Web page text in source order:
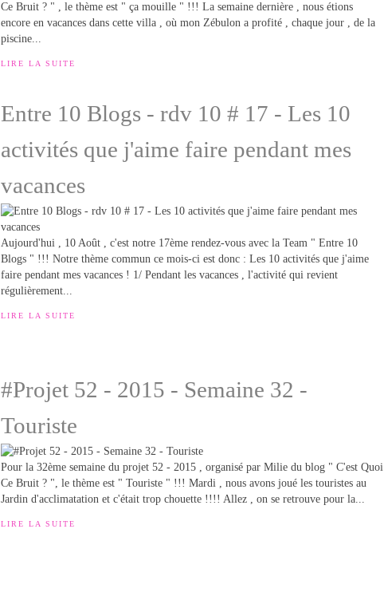
Ce Bruit ? " , le thème est " ça mouille " !!! La semaine dernière , nous étions
encore en vacances dans cette villa , où mon Zébulon a profité , chaque jour , de la
piscine...
LIRE LA SUITE
Entre 10 Blogs - rdv 10 # 17 - Les 10
activités que j'aime faire pendant mes
vacances
Aujourd'hui , 10 Août , c'est notre 17ème rendez-vous avec la Team " Entre 10
Blogs " !!! Notre thème commun ce mois-ci est donc : Les 10 activités que j'aime
faire pendant mes vacances ! 1/ Pendant les vacances , l'activité qui revient
régulièrement...
LIRE LA SUITE
#Projet 52 - 2015 - Semaine 32 -
Touriste
Pour la 32ème semaine du projet 52 - 2015 , organisé par Milie du blog " C'est Quoi
Ce Bruit ? ", le thème est " Touriste " !!! Mardi , nous avons joué les touristes au
Jardin d'acclimatation et c'était trop chouette !!!! Allez , on se retrouve pour la...
LIRE LA SUITE